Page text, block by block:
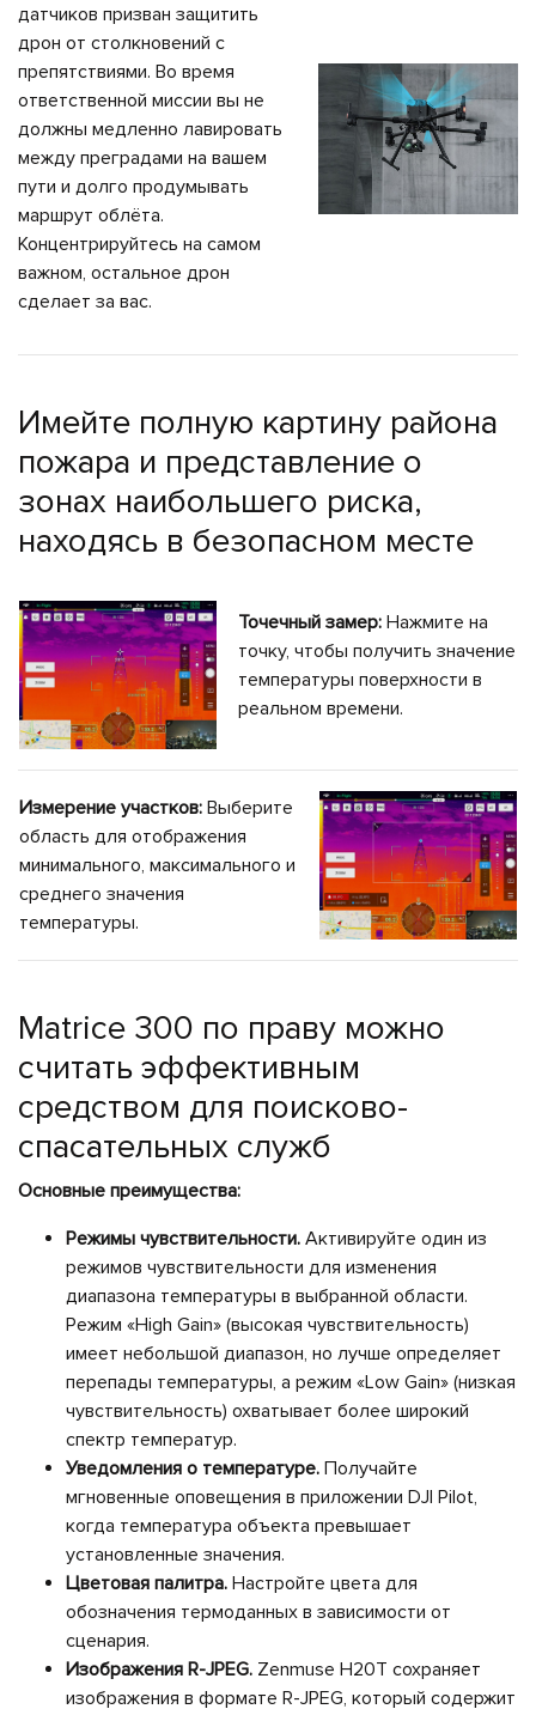
датчиков призван защитить
дрон от столкновений с
препятствиями. Во время
ответственной миссии вы не
должны медленно лавировать
между преградами на вашем
пути и долго продумывать
маршрут облёта.
Концентрируйтесь на самом
важном, остальное дрон
сделает за вас.
Имейте полную картину района
пожара и представление о
зонах наибольшего риска,
находясь в безопасном месте
Точечный замер: Нажмите на
точку, чтобы получить значение
температуры поверхности в
реальном времени.
Измерение участков: Выберите
область для отображения
минимального, максимального и
среднего значения
температуры.
Matrice 300 по праву можно
считать эффективным
средством для поисково-
спасательных служб
Основные преимущества:
Режимы чувствительности. Активируйте один из
режимов чувствительности для изменения
диапазона температуры в выбранной области.
Режим «High Gain» (высокая чувствительность)
имеет небольшой диапазон, но лучше определяет
перепады температуры, а режим «Low Gain» (низкая
чувствительность) охватывает более широкий
спектр температур.
Уведомления о температуре. Получайте
мгновенные оповещения в приложении DJI Pilot,
когда температура объекта превышает
установленные значения.
Цветовая палитра. Настройте цвета для
обозначения термоданных в зависимости от
сценария.
Изображения R-JPEG. Zenmuse H20T сохраняет
изображения в формате R-JPEG, который содержит